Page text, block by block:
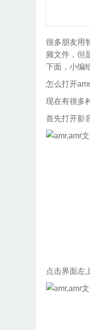
很多朋友用
频文件，但
下面，小编
怎么打开
现在有很多
首先打开影
点击界面左